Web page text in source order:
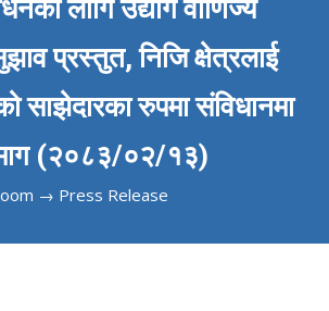
लागि उद्योग वाणिज्य
प्रस्तुत, निजि क्षेत्रलाई
साझेदारका रुपमा संविधानमा
माग (२०८३/०२/१३)
→ Press Release